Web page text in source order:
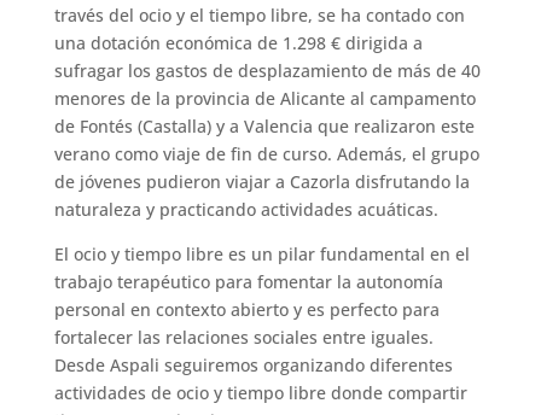
través del ocio y el tiempo libre, se ha contado con
una dotación económica de 1.298 € dirigida a
sufragar los gastos de desplazamiento de más de 40
menores de la provincia de Alicante al campamento
de Fontés (Castalla) y a Valencia que realizaron este
verano como viaje de fin de curso. Además, el grupo
de jóvenes pudieron viajar a Cazorla disfrutando la
naturaleza y practicando actividades acuáticas.
El ocio y tiempo libre es un pilar fundamental en el
trabajo terapéutico para fomentar la autonomía
personal en contexto abierto y es perfecto para
fortalecer las relaciones sociales entre iguales.
Desde Aspali seguiremos organizando diferentes
actividades de ocio y tiempo libre donde compartir